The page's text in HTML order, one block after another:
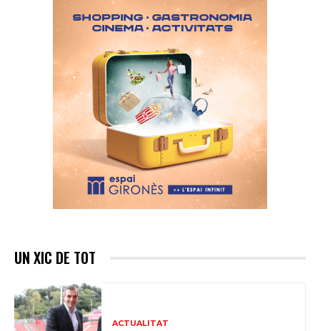
UN XIC DE TOT
ACTUALITAT